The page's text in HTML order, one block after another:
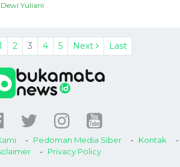
Dewi Yuliani
2 3 4 5 Next Last
Pedoman Media Siber
Kontak
Privacy Policy